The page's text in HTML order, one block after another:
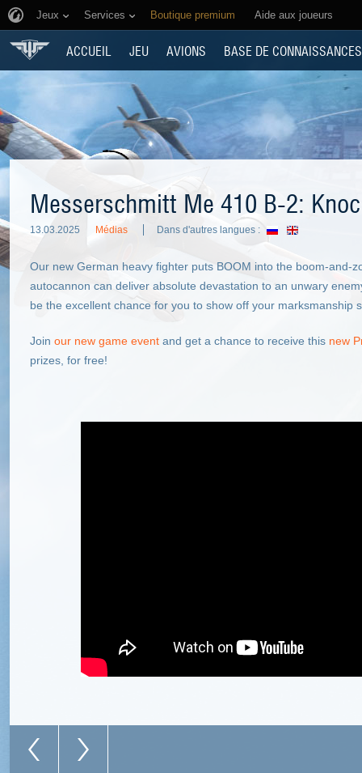
Jeux Services Boutique premium Aide aux joueurs
ACCUEIL JEU AVIONS BASE DE CONNAISSANCES
Messerschmitt Me 410 B-2:
13.03.2025 Médias Dans d'autres langues :
Our new German heavy fighter puts BOOM into the boom-and-
autocannon can deliver absolute devastation to an unwary
be the excellent chance for you to show off your marksmanship
Join our new game event and get a chance to receive this new
prizes, for free!